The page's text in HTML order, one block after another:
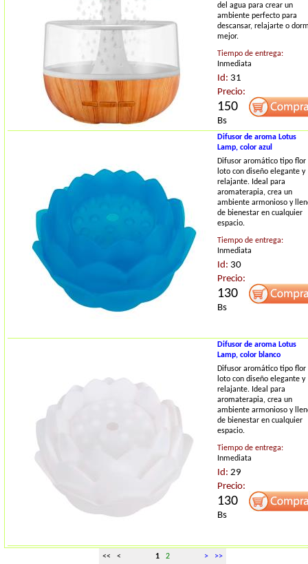
del agua para crear un
ambiente perfecto para
descansar, relajarte o
mejor.
Tiempo de entrega:
Inmediata
Id: 31
Precio:
150
Bs
Difusor de aroma Lotus
Lamp, color azul
Difusor aromático tipo flor
loto con diseño elegante y
relajante. Ideal para
aromaterapia, crea un
ambiente armonioso y
de bienestar en cualquier
espacio.
Tiempo de entrega:
Inmediata
Id: 30
Precio:
130
Bs
Difusor de aroma Lotus
Lamp, color blanco
Difusor aromático tipo flor
loto con diseño elegante y
relajante. Ideal para
aromaterapia, crea un
ambiente armonioso y
de bienestar en cualquier
espacio.
Tiempo de entrega:
Inmediata
Id: 29
Precio:
130
Bs
<< < 1 2 > >>